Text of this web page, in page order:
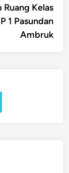
Ruang Kelas
1 Pasundan
Ambruk